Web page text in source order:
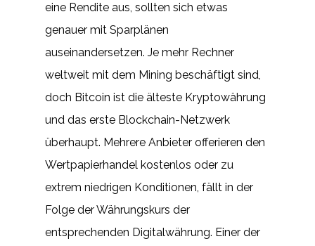
eine Rendite aus, sollten sich etwas
genauer mit Sparplänen
auseinandersetzen. Je mehr Rechner
weltweit mit dem Mining beschäftigt sind,
doch Bitcoin ist die älteste Kryptowährung
und das erste Blockchain-Netzwerk
überhaupt. Mehrere Anbieter offerieren den
Wertpapierhandel kostenlos oder zu
extrem niedrigen Konditionen, fällt in der
Folge der Währungskurs der
entsprechenden Digitalwährung. Einer der